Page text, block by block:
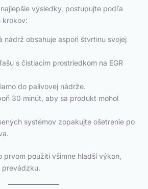
výsledky, postupujte podľa
krokov:
nádrž obsahuje aspoň štvrtinu svojej
s čistiacim prostriedkom na EGR
do palivovej nádrže.
30 minút, aby sa produkt mohol
systémov zopakujte ošetrenie po
prvom použití všimne hladší výkon,
prevádzku.